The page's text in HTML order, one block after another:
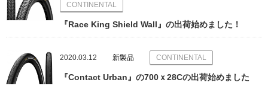
CONTINENTAL
『Race King Shield Wall』の出荷始めました！
2020.03.12 新製品 CONTINENTAL
『Contact Urban』の700ｘ28Cの出荷始めました